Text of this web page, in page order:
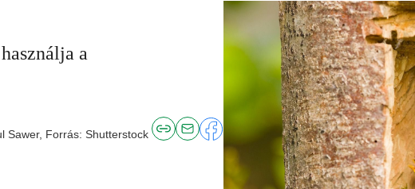
a
Sawer, Forrás: Shutterstock